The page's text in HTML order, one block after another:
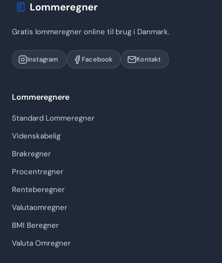
Lommeregner
Gratis lommeregner online til brug i Danmark.
Instagram Facebook Kontakt
Lommeregnere
Standard Lommeregner
Videnskabelig
Brøkregner
Procentregner
Renteberegner
Valutaomregner
BMI Beregner
Valuta Omregner